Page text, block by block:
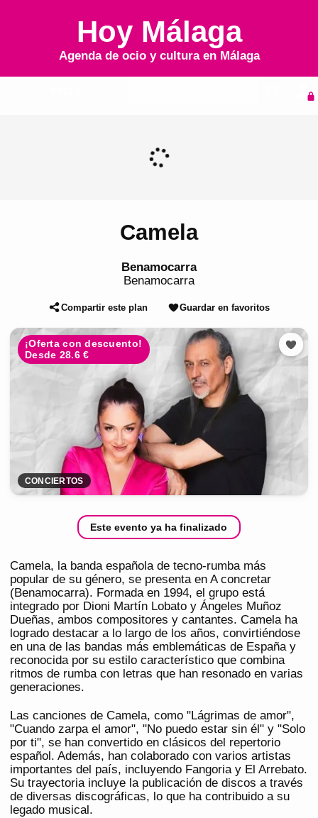
Hoy Málaga
Agenda de ocio y cultura en Málaga
Camela
Benamocarra
Benamocarra
Compartir este plan Guardar en favoritos
¡Oferta con descuento!
Desde 28.6 €
CONCIERTOS
Este evento ya ha finalizado
Camela, la banda española de tecno-rumba más
popular de su género, se presenta en A concretar
(Benamocarra). Formada en 1994, el grupo está
integrado por Dioni Martín Lobato y Ángeles Muñoz
Dueñas, ambos compositores y cantantes. Camela ha
logrado destacar a lo largo de los años, convirtiéndose
en una de las bandas más emblemáticas de España y
reconocida por su estilo característico que combina
ritmos de rumba con letras que han resonado en varias
generaciones.
Las canciones de Camela, como "Lágrimas de amor",
"Cuando zarpa el amor", "No puedo estar sin él" y "Solo
por ti", se han convertido en clásicos del repertorio
español. Además, han colaborado con varios artistas
importantes del país, incluyendo Fangoria y El Arrebato.
Su trayectoria incluye la publicación de discos a través
de diversas discográficas, lo que ha contribuido a su
legado musical.